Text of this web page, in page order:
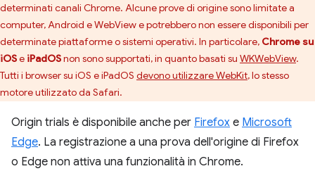
determinati canali Chrome. Alcune prove di origine sono limitate a
computer, Android e WebView e potrebbero non essere disponibili per
determinate piattaforme o sistemi operativi. In particolare, Chrome su
iOSe iPadOSnon sono supportati, in quanto basati su WKWebView.
Tutti i browser su iOS e iPadOS devono utilizzare WebKit, lo stesso
motore utilizzato da Safari.
Origin trials è disponibile anche per Firefox e Microsoft
Edge. La registrazione a una prova dell'origine di Firefox
o Edge non attiva una funzionalità in Chrome.